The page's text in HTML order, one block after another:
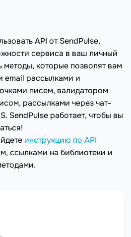
API от SendPulse,
сервиса в ваш личный
методы, которые позволят вам
email рассылками и
писем, валидатором
рассылками через чат-
SendPulse работает, чтобы вы
инструкцию по API
ссылками на библиотеки и